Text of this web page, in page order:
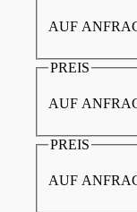
AUF
PREIS
AUF
PREIS
AUF